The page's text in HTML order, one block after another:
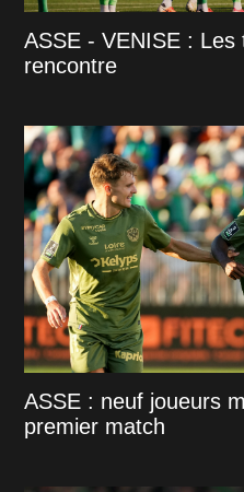
ASSE - VENISE :
rencontre
ASSE : neuf joueurs
premier match